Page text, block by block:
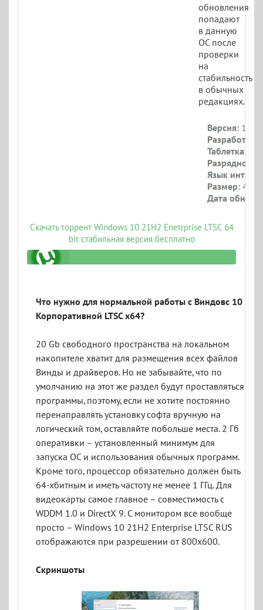
обновления
попадают
в данную
ОС после
проверки
на
стабильность
в обычных
редакциях.
Версия:
Разработчик:
Таблетка:
Разрядность:
Язык
Размер: 4.4
Дата
Скачать торрент Windows 10 21H2 Enetrprise LTSC 64
bit стабильная версия бесплатно
Что нужно для нормальной работы с Виндовс 10
Корпоративной LTSC x64?
20 Gb свободного пространства на локальном
накопителе хватит для размещения всех файлов
Винды и драйверов. Но не забывайте, что по
умолчанию на этот же раздел будут проставляться
программы, поэтому, если не хотите постоянно
перенаправлять установку софта вручную на
логический том, оставляйте побольше места. 2 Гб
оперативки – установленный минимум для
запуска ОС и использования обычных программ.
Кроме того, процессор обязательно должен быть
64-хбитным и иметь частоту не менее 1 ГГц. Для
видеокарты самое главное – совместимость с
WDDM 1.0 и DirectX 9. С монитором все вообще
просто – Windows 10 21H2 Enterprise LTSC RUS
отображаются при разрешении от 800x600.
Скриншоты